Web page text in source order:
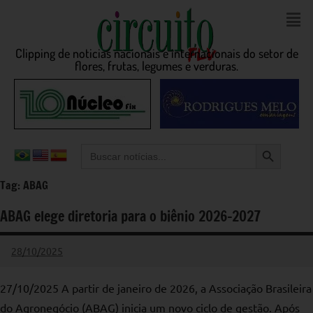
Clipping de noticias nacionais e internacionais do setor de
flores, frutas, legumes e verduras.
for:
Tag: ABAG
ABAG elege diretoria para o biênio 2026-2027
28/10/2025
admin
Nenhum
27/10/2025 A partir de janeiro de 2026, a Associação Brasileira
do Agronegócio (ABAG) inicia um novo ciclo de gestão. Após